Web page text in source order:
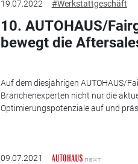
19.07.2022 #Werkstattgeschäft
10. AUTOHAUS/
bewegt die
Auf dem diesjährigen AUTOHAUS/
Branchenexperten nicht nur die
Optimierungspotenziale auf und
09.07.2021